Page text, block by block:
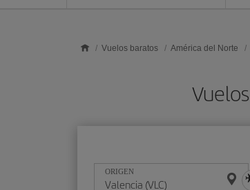
Vuelos baratos América del Norte
ORIGEN